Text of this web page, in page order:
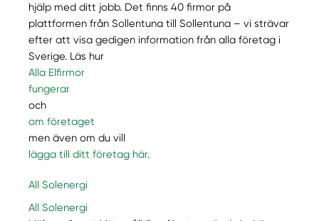
hjälp med ditt jobb. Det finns 40 firmor på
plattformen från Sollentuna till Sollentuna – vi strävar
efter att visa gedigen information från alla företag i
Sverige. Läs hur
Alla Elfirmor
fungerar
och
om företaget
men även om du vill
lägga till ditt företag här.
All Solenergi
All Solenergi